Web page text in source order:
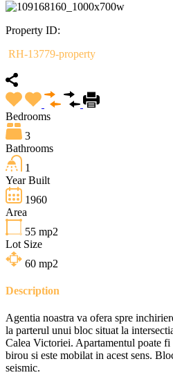
Property ID:
RH-13779-property
Bedrooms
3
Bathrooms
1
Year Built
1960
Area
55 mp2
Lot Size
60 mp2
Description
Agentia noastra va ofera spre
la parterul unui bloc situat la
Calea Victoriei. Apartamentul poate
birou si este mobilat in acest sens.
seismic.